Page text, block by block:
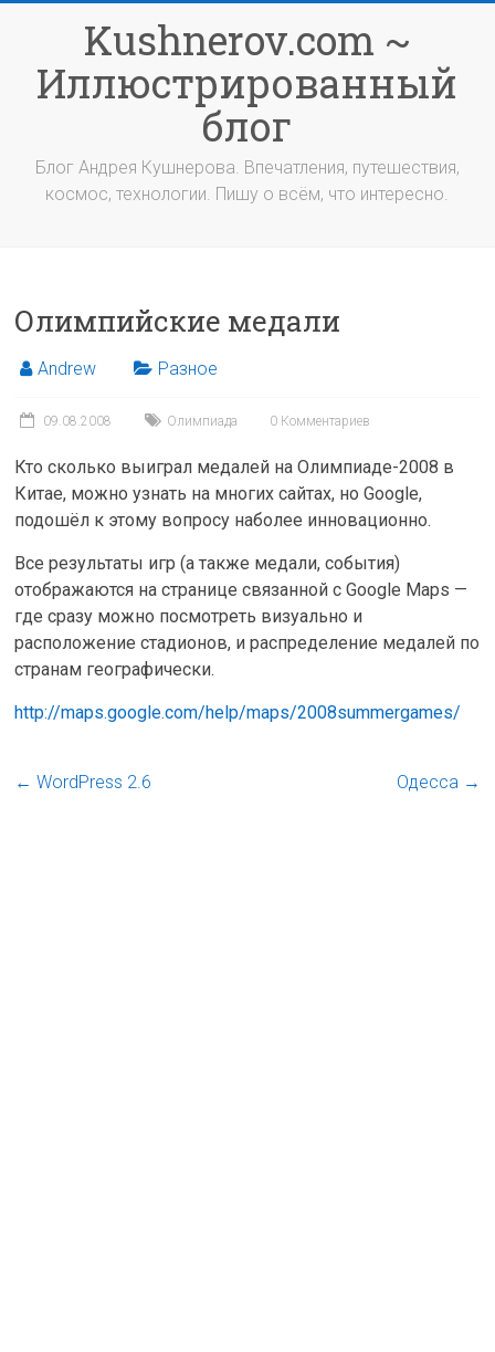
содержимомуKushnerov.com ~
Иллюстрированный
блог
Блог Андрея Кушнерова. Впечатления, путешествия,
космос, технологии. Пишу о всём, что интересно.
Олимпийские медали
Andrew Разное
09.08.2008 Олимпиада 0 Комментариев
Кто сколько выиграл медалей на Олимпиаде-2008 в
Китае, можно узнать на многих сайтах, но Google,
подошёл к этому вопросу наболее инновационно.
Все результаты игр (а также медали, события)
отображаются на странице связанной с Google Maps —
где сразу можно посмотреть визуально и
расположение стадионов, и распределение медалей по
странам географически.
http://maps.google.com/help/maps/2008summergames/
← WordPress 2.6 Одесса →